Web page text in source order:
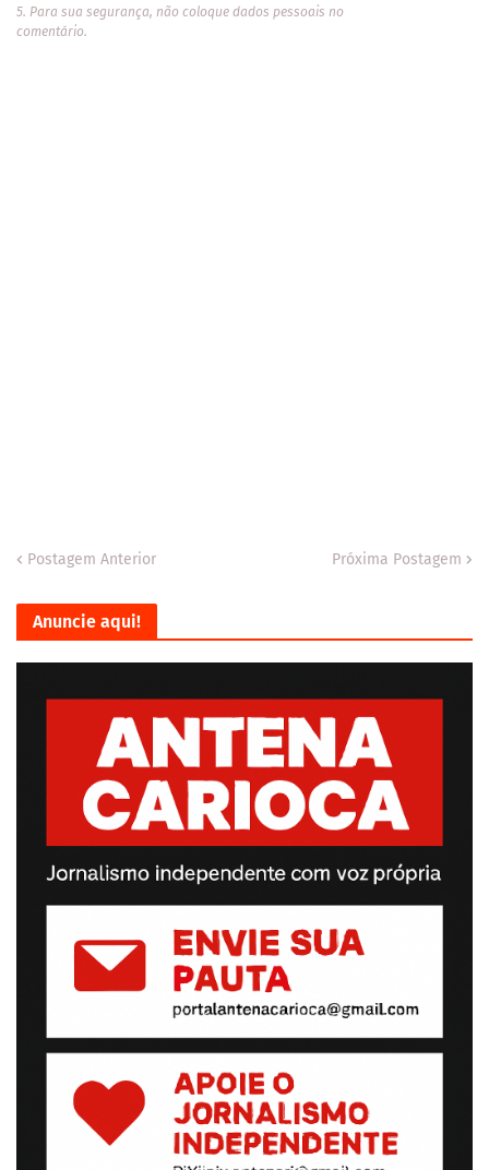
5. Para sua segurança, não coloque dados pessoais no
comentário.
Postagem Anterior Próxima Postagem
Anuncie aqui!